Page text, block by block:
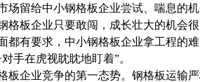
场留给中小钢格板企业尝试、喘息的
格板企业只要敢闯，成长壮大的机会
都有要求，中小钢格板企业拿工程的
手在虎视眈眈地盯着”。
板企业竞争的第一态势。钢格板运输